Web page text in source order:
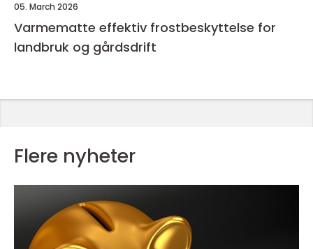
05. March 2026
Varmematte effektiv frostbeskyttelse for
landbruk og gårdsdrift
Flere nyheter